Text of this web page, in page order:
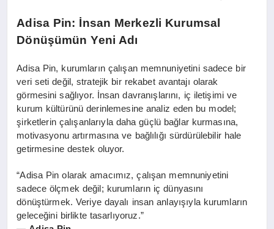
Adisa Pin: İnsan Merkezli Kurumsal
Dönüşümün Yeni Adı
Adisa Pin, kurumların çalışan memnuniyetini sadece bir
veri seti değil, stratejik bir rekabet avantajı olarak
görmesini sağlıyor. İnsan davranışlarını, iç iletişimi ve
kurum kültürünü derinlemesine analiz eden bu model;
şirketlerin çalışanlarıyla daha güçlü bağlar kurmasına,
motivasyonu artırmasına ve bağlılığı sürdürülebilir hale
getirmesine destek oluyor.
“Adisa Pin olarak amacımız, çalışan memnuniyetini
sadece ölçmek değil; kurumların iç dünyasını
dönüştürmek. Veriye dayalı insan anlayışıyla kurumların
geleceğini birlikte tasarlıyoruz.”